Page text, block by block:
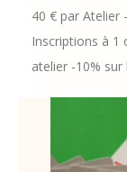
40 € par Atelier
Inscriptions à 1
atelier -10% sur